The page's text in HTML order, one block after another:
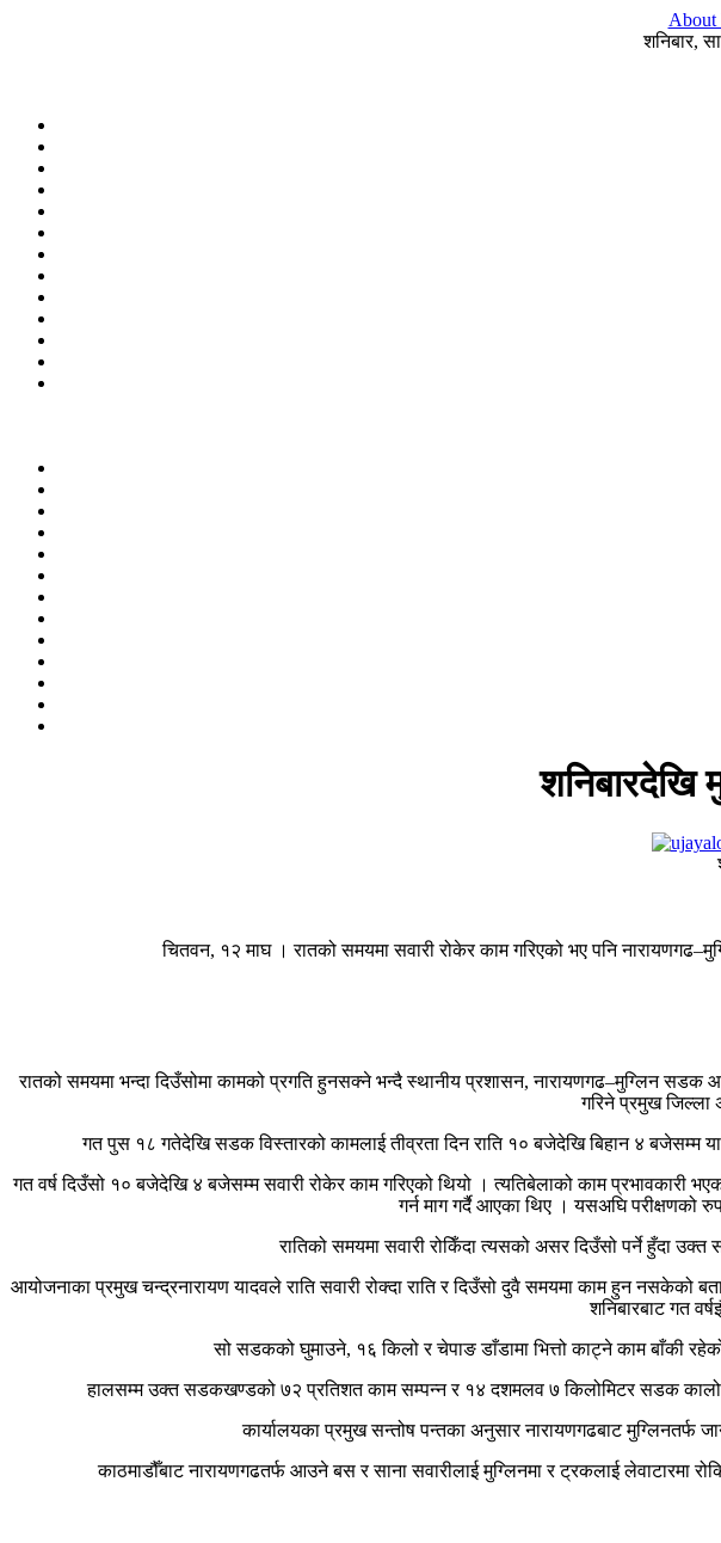
About
शनिबार,
शनिबारदेखि
चितवन, १२ माघ । रातको समयमा सवारी रोकेर काम गरिएको भए पनि
रातको समयमा भन्दा दिउँसोमा कामको प्रगति हुनसक्ने भन्दै स्थानीय प्रशासन, नारायणगढ–मुग्लिन सडक
गरिने प्रमुख जिल्ला
गत पुस १८ गतेदेखि सडक विस्तारको कामलाई तीव्रता दिन राति १० बजेदेखि बिहान ४
गत वर्ष दिउँसो १० बजेदेखि ४ बजेसम्म सवारी रोकेर काम गरिएको थियो । त्यतिबेलाको काम प्रभावकारी
गर्न माग गर्दै आएका थिए । यसअघि परीक्षणको
रातिको समयमा सवारी रोकिँदा त्यसको असर दिउँसो पर्ने हुँदा
आयोजनाका प्रमुख चन्द्रनारायण यादवले राति सवारी रोक्दा राति र दिउँसो दुवै समयमा काम हुन नसकेको
शनिबारबाट गत
सो सडकको घुमाउने, १६ किलो र चेपाङ डाँडामा भित्तो काट्ने काम बाँकी
हालसम्म उक्त सडकखण्डको ७२ प्रतिशत काम सम्पन्न र १४ दशमलव ७ किलोमिटर सडक
कार्यालयका प्रमुख सन्तोष पन्तका अनुसार नारायणगढबाट मुग्लिनतर्फ
काठमाडौँबाट नारायणगढतर्फ आउने बस र साना सवारीलाई मुग्लिनमा र ट्रकलाई लेवाटारमा